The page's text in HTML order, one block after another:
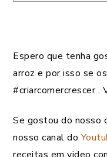
Espero que tenha
arroz e por isso se
#criarcomercrescer .
Se gostou do nosso
nosso canal do